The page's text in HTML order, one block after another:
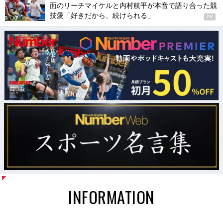
面のリーチマイケルと内村航平が本音で語り合った競
技愛「好きだから、続けられる」
PR
INFORMATION